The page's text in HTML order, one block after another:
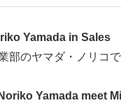
Yamada in Sales
部のヤマダ・ノリコで
Yamada meet